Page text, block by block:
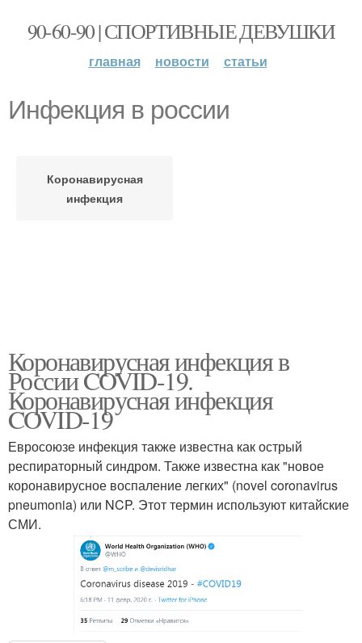
90-60-90 | СПОРТИВНЫЕ ДЕВУШКИ
главная новости статьи
Инфекция в россии
Коронавирусная
инфекция
Коронавирусная инфекция в
России COVID-19.
Коронавирусная инфекция
COVID-19
Евросоюзе инфекция также известна как острый
респираторный синдром. Также известна как "новое
коронавирусное воспаление легких" (novel coronavirus
pneumonia) или NCP. Этот термин используют китайские
СМИ.